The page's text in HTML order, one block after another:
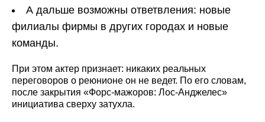
А дальше возможны ответвления: новые
филиалы фирмы в других городах и новые
команды.
При этом актер признает: никаких реальных
переговоров о реюнионе он не ведет. По его словам,
после закрытия «Форс-мажоров: Лос-Анджелес»
инициатива сверху затухла.